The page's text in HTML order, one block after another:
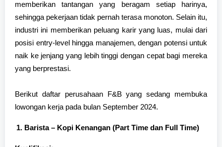
memberikan tantangan yang beragam setiap harinya,
sehingga pekerjaan tidak pernah terasa monoton. Selain itu,
industri ini memberikan peluang karir yang luas, mulai dari
posisi entry-level hingga manajemen, dengan potensi untuk
naik ke jenjang yang lebih tinggi dengan cepat bagi mereka
yang berprestasi.
Berikut daftar perusahaan F&B yang sedang membuka
lowongan kerja pada bulan September 2024.
Barista – Kopi Kenangan (Part Time dan Full Time)